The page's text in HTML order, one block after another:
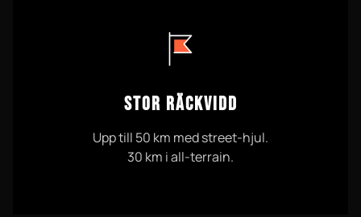
STOR RÄCKVIDD
Upp till 50 km med street-hjul.
30 km i all-terrain.